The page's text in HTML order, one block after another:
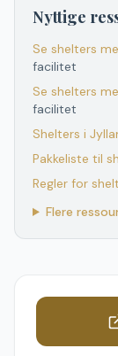
Nyttige
Se shelters
facilitet
Se shelters
facilitet
Shelters i
Pakkeliste til
Regler for
Flere